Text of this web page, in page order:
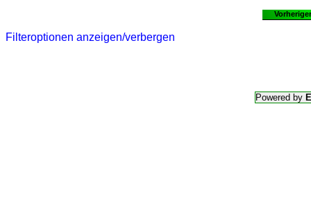
Filteroptionen anzeigen/verbergen
Powered by